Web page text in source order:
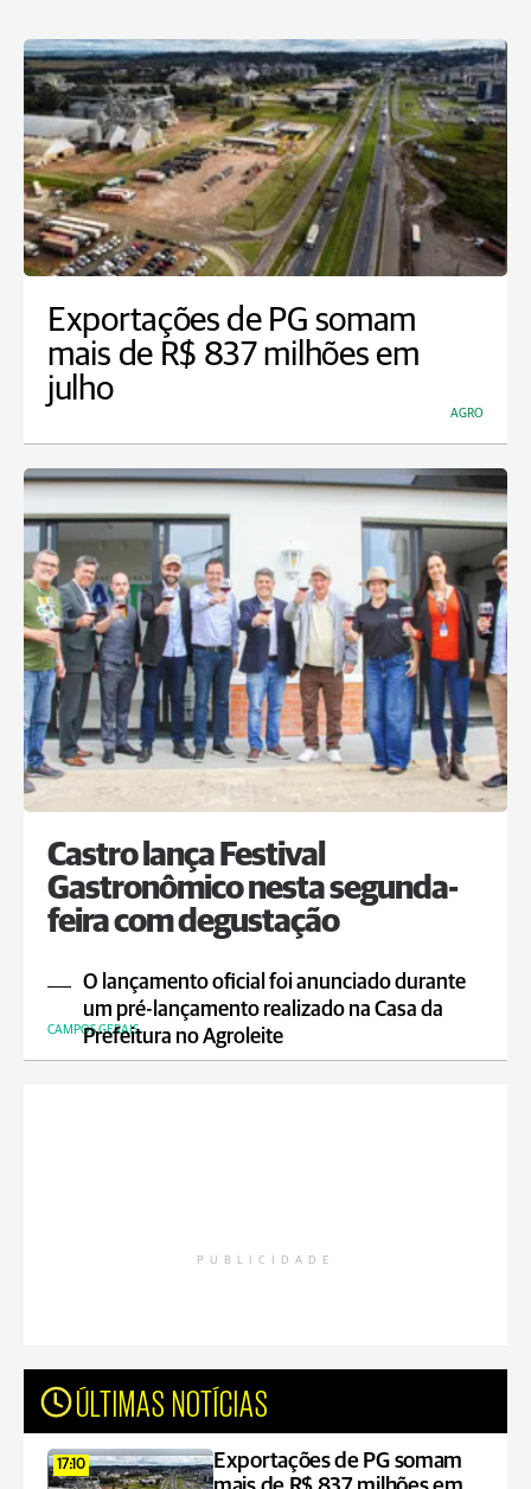
Exportações de PG somam
mais de R$ 837 milhões em
julho
AGRO
Castro lança Festival
Gastronômico nesta segunda-
feira com degustação
O lançamento oficial foi anunciado durante
um pré-lançamento realizado na Casa da
Prefeitura no Agroleite
CAMPOS GERAIS
PUBLICIDADE
ÚLTIMAS NOTÍCIAS
17:10
Exportações de PG somam